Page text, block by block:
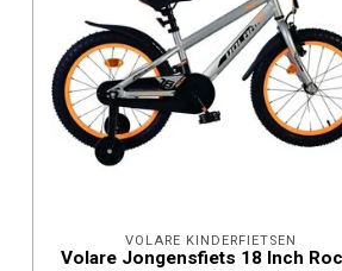
VOLARE KINDERFIETSEN
Volare Jongensfiets 18 Inch